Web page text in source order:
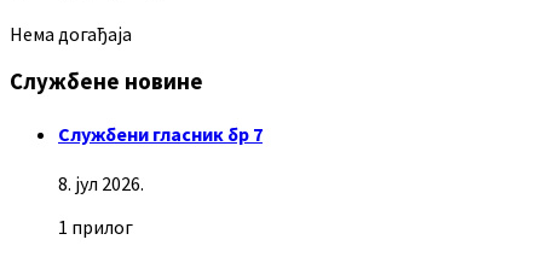
Нема догађаја
Службене новине
Службени гласник бр 7
8. јул 2026.
1 прилог